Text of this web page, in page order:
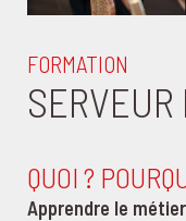
FORMATION
QUOI ?
Apprendre le